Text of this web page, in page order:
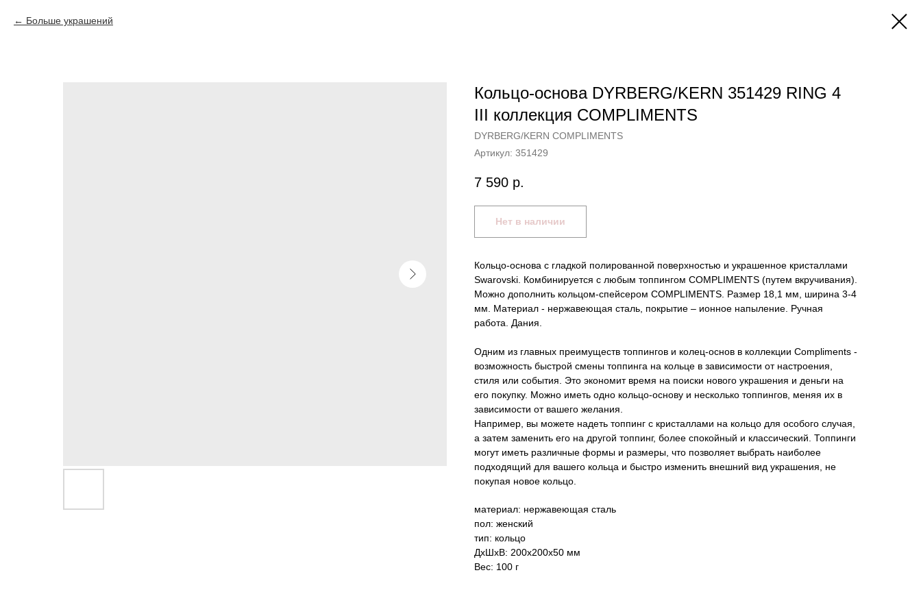
Больше украшений
Кольцо-основа DYRBERG/KERN 351429 RING 4
III коллекция COMPLIMENTS
DYRBERG/KERN COMPLIMENTS
Артикул: 351429
7 590 р.
Нет в наличии
Кольцо-основа с гладкой полированной поверхностью и украшенное кристаллами
Swarovski. Комбинируется с любым топпингом COMPLIMENTS (путем вкручивания).
Можно дополнить кольцом-спейсером COMPLIMENTS. Размер 18,1 мм, ширина 3-4
мм. Материал - нержавеющая сталь, покрытие – ионное напыление. Ручная
работа. Дания.
Одним из главных преимуществ топпингов и колец-основ в коллекции Compliments -
возможность быстрой смены топпинга на кольце в зависимости от настроения,
стиля или события. Это экономит время на поиски нового украшения и деньги на
его покупку. Можно иметь одно кольцо-основу и несколько топпингов, меняя их в
зависимости от вашего желания.
Например, вы можете надеть топпинг с кристаллами на кольцо для особого случая,
а затем заменить его на другой топпинг, более спокойный и классический. Топпинги
могут иметь различные формы и размеры, что позволяет выбрать наиболее
подходящий для вашего кольца и быстро изменить внешний вид украшения, не
покупая новое кольцо.
материал: нержавеющая сталь
пол: женский
тип: кольцо
ДxШxВ: 200x200x50 мм
Вес: 100 г